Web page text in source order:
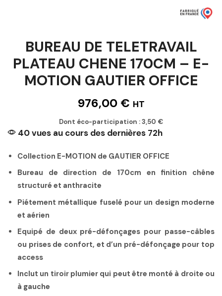
BUREAU DE TELETRAVAIL
PLATEAU CHENE 170CM – E-
MOTION GAUTIER OFFICE
976,00 € HT
Dont éco-participation :3,50 €
40 vues au cours des dernières 72h
Collection E-MOTION de GAUTIER OFFICE
Bureau de direction de 170cm en finition chêne
structuré et anthracite
Piétement métallique fuselé pour un design moderne
et aérien
Equipé de deux pré-défonçages pour passe-câbles
ou prises de confort, et d’un pré-défonçage pour top
access
Inclut un tiroir plumier qui peut être monté à droite ou
à gauche